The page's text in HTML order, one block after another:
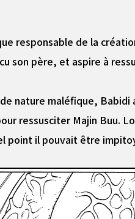
responsable de la
son père, et aspire à
nature maléfique,
ressusciter Majin Buu.
point il pouvait être